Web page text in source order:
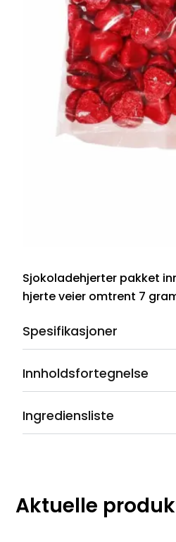
Sjokoladehjerter pakket
hjerte veier omtrent 7
Spesifikasjoner
Innholdsfortegnelse
Ingrediensliste
Aktuelle